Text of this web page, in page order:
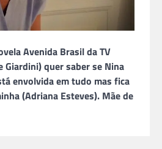
Avenida Brasil da TV
Giardini) quer saber se Nina
envolvida em tudo mas fica
(Adriana Esteves). Mãe de